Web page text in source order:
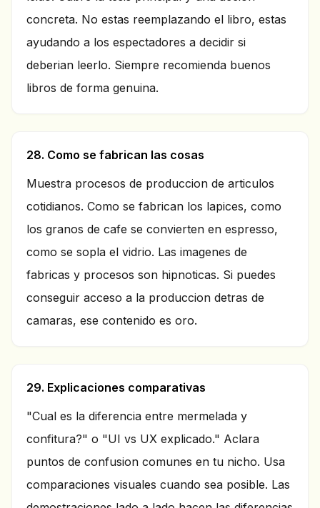
concreta. No estas reemplazando el libro, estas
ayudando a los espectadores a decidir si
deberian leerlo. Siempre recomienda buenos
libros de forma genuina.
28. Como se fabrican las cosas
Muestra procesos de produccion de articulos
cotidianos. Como se fabrican los lapices, como
los granos de cafe se convierten en espresso,
como se sopla el vidrio. Las imagenes de
fabricas y procesos son hipnoticas. Si puedes
conseguir acceso a la produccion detras de
camaras, ese contenido es oro.
29. Explicaciones comparativas
"Cual es la diferencia entre mermelada y
confitura?" o "UI vs UX explicado." Aclara
puntos de confusion comunes en tu nicho. Usa
comparaciones visuales cuando sea posible. Las